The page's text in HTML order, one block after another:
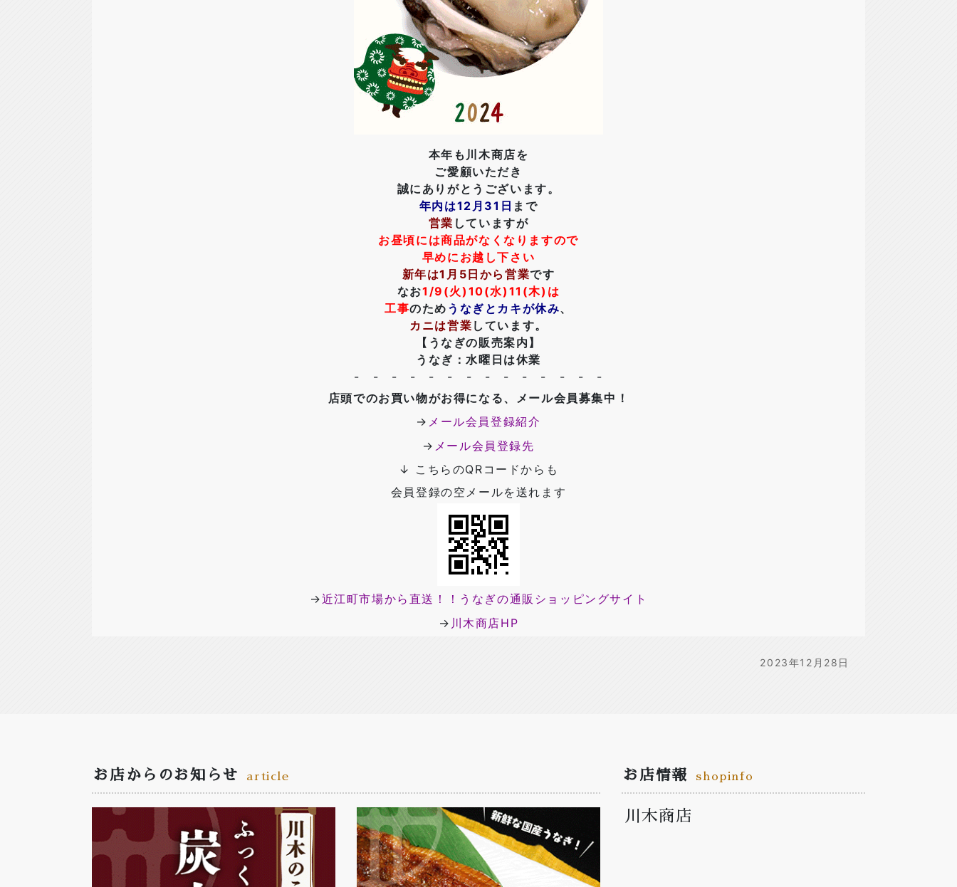
本年も川木商店を
ご愛顧いただき
誠にありがとうございます。
年内は12月31日 まで
営業 していますが
お昼頃には商品がなくなりますので
早めにお越し下さい
新年は1月5日から営業です
なお1/9(火)10(水)11(木)は
工事のため うなぎとカキが休み、
カニは営業 しています。
【うなぎの販売案内】
うなぎ：水曜日は休業
- - - - - - - - - - - - - -
店頭でのお買い物がお得になる、メール会員募集中！
→ メール会員登録紹介
→ メール会員登録先
↓ こちらのQRコードからも
会員登録の空メールを送れます
→近江町市場から直送！！うなぎの通販ショッピングサイト
→ 川木商店HP
2023年12月28日
お店からのお知らせ article お店情報 shopinfo
川木商店